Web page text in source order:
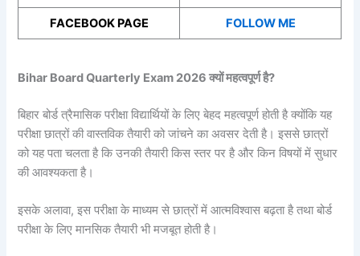
FACEBOOK PAGE FOLLOW ME
Bihar Board Quarterly Exam 2026 क्यों महत्वपूर्ण है?
बिहार बोर्ड त्रैमासिक परीक्षा विद्यार्थियों के लिए बेहद महत्वपूर्ण होती है क्योंकि यह
परीक्षा छात्रों की वास्तविक तैयारी को जांचने का अवसर देती है। इससे छात्रों
को यह पता चलता है कि उनकी तैयारी किस स्तर पर है और किन विषयों में सुधार
की आवश्यकता है।
इसके अलावा, इस परीक्षा के माध्यम से छात्रों में आत्मविश्वास बढ़ता है तथा बोर्ड
परीक्षा के लिए मानसिक तैयारी भी मजबूत होती है।